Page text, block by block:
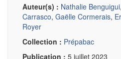
Auteur(s) : Nathalie Benguigui,
Carrasco, Gaëlle Cormerais,
Royer
Collection : Prépabac
Publication : 5 juillet 2023